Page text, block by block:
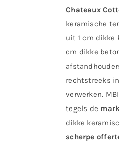
Chateaux
keramische
uit 1 cm dikke
cm dikke
rechtstreeks
verwerken.
tegels de
dikke
scherpe